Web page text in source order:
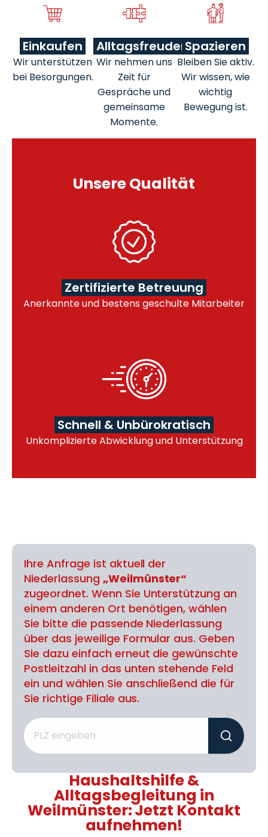
Einkaufen
Wir unterstützen
bei Besorgungen.
Alltagsfreuden
Wir nehmen uns
Zeit für
Gespräche und
gemeinsame
Momente.
Spazieren
Bleiben Sie aktiv.
Wir wissen, wie
wichtig
Bewegung ist.
Unsere Qualität
Zertifizierte Betreuung
Anerkannte und bestens geschulte Mitarbeiter
Schnell & Unbürokratisch
Unkomplizierte Abwicklung und Unterstützung
Ihre Anfrage ist aktuell der
Niederlassung „Weilmünster“
zugeordnet. Wenn Sie Unterstützung an
einem anderen Ort benötigen, wählen
Sie bitte die passende Niederlassung
über das jeweilige Formular aus. Geben
Sie dazu einfach erneut die gewünschte
Postleitzahl in das unten stehende Feld
ein und wählen Sie anschließend die für
Sie richtige Filiale aus.
Haushaltshilfe &
Alltagsbegleitung in
Weilmünster: Jetzt Kontakt
aufnehmen!